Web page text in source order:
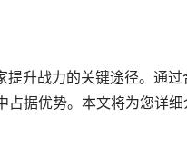
升战力的关键途径。通
据优势。本文将为您详